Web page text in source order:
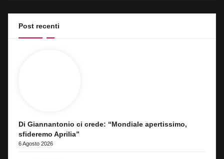
Post recenti
Di Giannantonio ci crede: “Mondiale apertissimo,
sfideremo Aprilia”
6 Agosto 2026